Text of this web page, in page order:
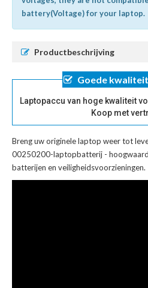
battery(Voltage) for your laptop.
Productbeschrijving
Goede
Laptopaccu van hoge kwaliteit
Koop met
Breng uw originele laptop weer tot
00250200-laptopbatterij -
batterijen en veiligheidsvoorzieningen.